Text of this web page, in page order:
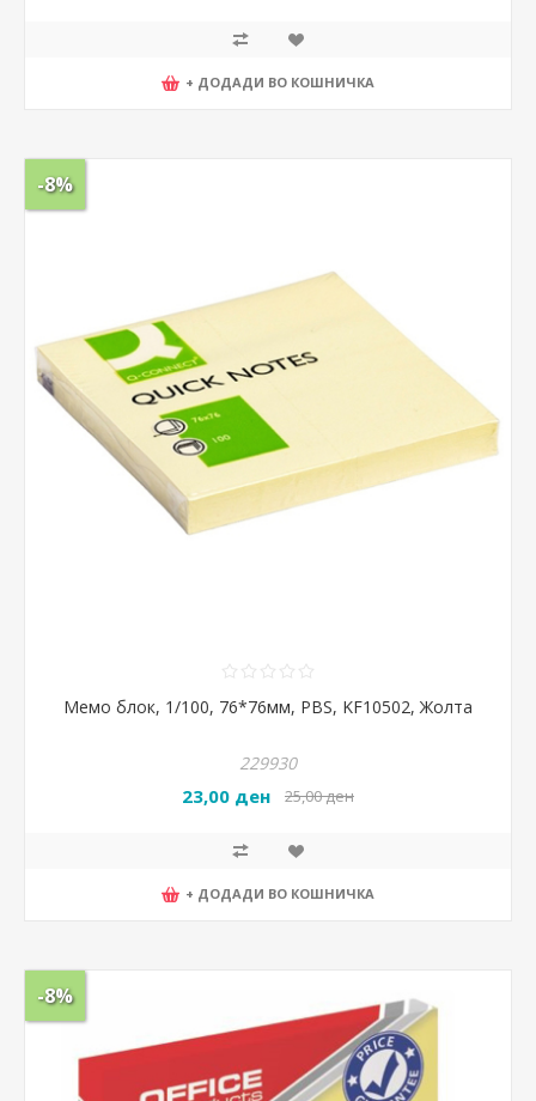
+ ДОДАДИ ВО КОШНИЧКА
-8%
Мемо блок, 1/100, 76*76мм, PBS, KF10502, Жолта
229930
23,00 ден 25,00 ден
+ ДОДАДИ ВО КОШНИЧКА
-8%